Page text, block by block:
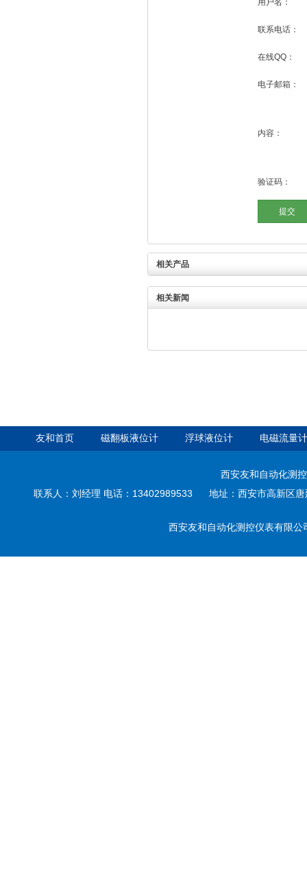
用户名：
联系电话：
在线QQ：
电子邮箱：
内容：
验证码：
相关产品
相关新闻
友和首页 磁翻板液位计 浮球液位计 电磁流量计
西安友和自动化测
联系人：刘经理 电话：13402989533 地址：西安市高新区
西安友和自动化测控仪表有限公